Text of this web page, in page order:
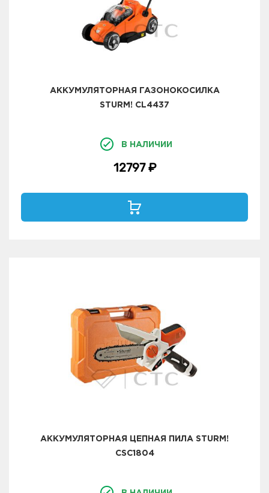
АККУМУЛЯТОРНАЯ ГАЗОНОКОСИЛКА
STURM! CL4437
В НАЛИЧИИ
12797 ₽
АККУМУЛЯТОРНАЯ ЦЕПНАЯ ПИЛА STURM!
CSC1804